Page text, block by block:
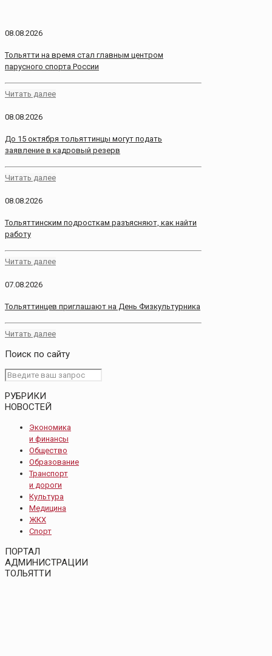
08.08.2026
Тольятти на время стал главным центром
парусного спорта России
Читать далее
08.08.2026
До 15 октября тольяттинцы могут подать
заявление в кадровый резерв
Читать далее
08.08.2026
Тольяттинским подросткам разъясняют, как найти
работу
Читать далее
07.08.2026
Тольяттинцев приглашают на День Физкультурника
Читать далее
Поиск по сайту
РУБРИКИ
НОВОСТЕЙ
Экономика
и финансы
Общество
Образование
Транспорт
и дороги
Культура
Медицина
ЖКХ
Спорт
ПОРТАЛ
АДМИНИСТРАЦИИ
ТОЛЬЯТТИ